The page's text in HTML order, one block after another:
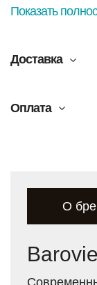
Показать
Доставка
Оплата
О